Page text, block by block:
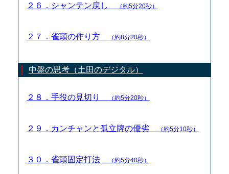
２６．シャンテン戻し （約5分20秒）
２７．雀頭の作り方 （約8分20秒）
中盤の思考（土田のデジタル）
２８．手役の見切り （約5分20秒）
２９．カンチャンと孤立牌の優劣 （約5分10秒）
３０．雀頭固定打法 （約5分40秒）